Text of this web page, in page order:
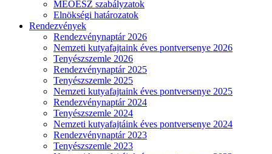
MEOESZ szabályzatok
Elnökségi határozatok
Rendezvények
Rendezvénynaptár 2026
Nemzeti kutyafajtaink éves pontversenye 2026
Tenyészszemle 2026
Rendezvénynaptár 2025
Tenyészszemle 2025
Nemzeti kutyafajtaink éves pontversenye 2025
Rendezvénynaptár 2024
Tenyészszemle 2024
Nemzeti kutyafajtáink éves pontversenye 2024
Rendezvénynaptár 2023
Tenyészszemle 2023